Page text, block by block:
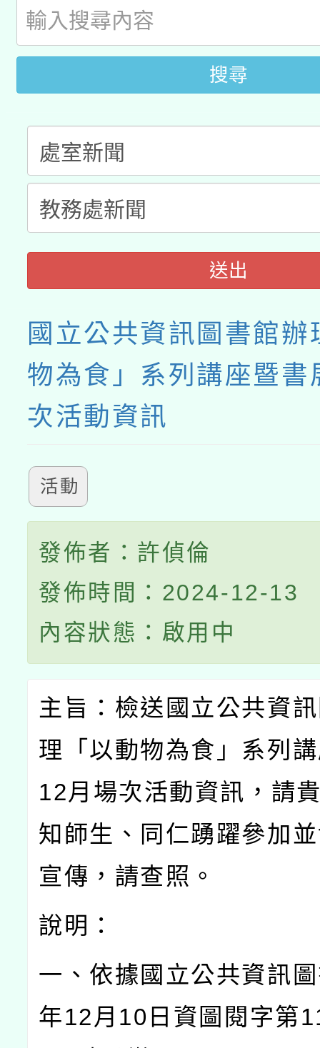
動」
開 智慧啟航」
搜尋
送出
國立公共資訊圖書館辦
物為食」系列講座暨書
次活動資訊
活動
發佈者：許偵倫
發佈時間：2024-12-13
內容狀態：啟用中
主旨：檢送國立公共資
理「以動物為食」系列
12月場次活動資訊，請
知師生、同仁踴躍參加
宣傳，請查照。
說明：
一、依據國立公共資訊
年12月 10 日資圖閱字第